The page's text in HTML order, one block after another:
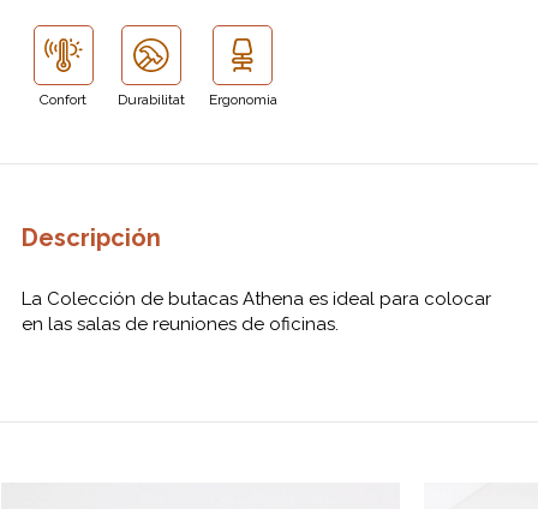
Confort Durabilitat Ergonomia
Descripción
La Colección de butacas Athena es ideal para colocar
en las salas de reuniones de oficinas.